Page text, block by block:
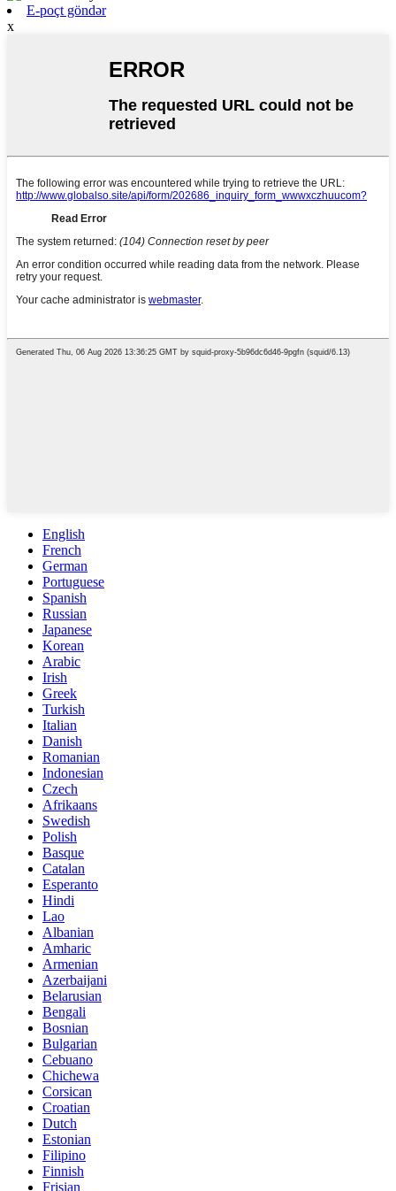
E-poçt göndər
x
English
French
German
Portuguese
Spanish
Russian
Japanese
Korean
Arabic
Irish
Greek
Turkish
Italian
Danish
Romanian
Indonesian
Czech
Afrikaans
Swedish
Polish
Basque
Catalan
Esperanto
Hindi
Lao
Albanian
Amharic
Armenian
Azerbaijani
Belarusian
Bengali
Bosnian
Bulgarian
Cebuano
Chichewa
Corsican
Croatian
Dutch
Estonian
Filipino
Finnish
Frisian